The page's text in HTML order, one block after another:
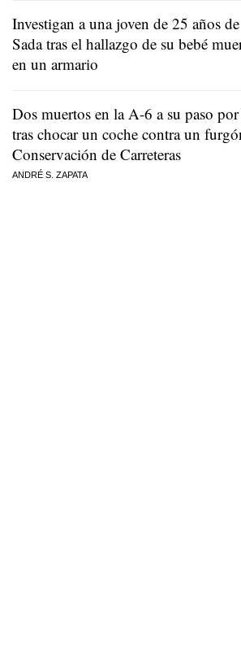
Investigan a una joven de 25 años de
Sada tras el hallazgo de su bebé
en un armario
Dos muertos en la A-6 a su paso
tras chocar un coche contra un
Conservación de Carreteras
ANDRÉ S. ZAPATA